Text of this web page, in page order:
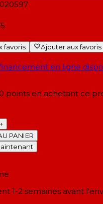
favoris Ajouter aux favoris
en ligne
points en achetant ce
+
PANIER
1-2 semaines avant